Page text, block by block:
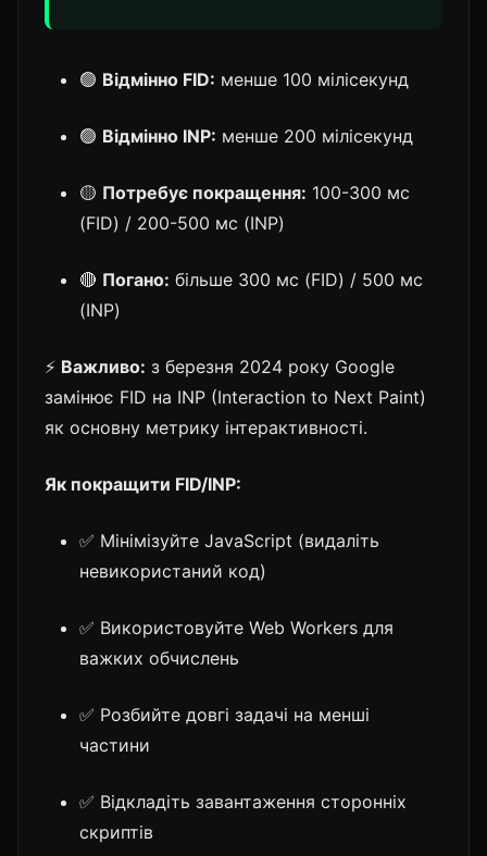
🟢 Відмінно FID: менше 100 мілісекунд
🟢 Відмінно INP: менше 200 мілісекунд
🟡 Потребує покращення: 100-300 мс
(FID) / 200-500 мс (INP)
🔴 Погано: більше 300 мс (FID) / 500 мс
(INP)
⚡ Важливо: з березня 2024 року Google
замінює FID на INP (Interaction to Next Paint)
як основну метрику інтерактивності.
Як покращити FID/INP:
✅ Мінімізуйте JavaScript (видаліть
невикористаний код)
✅ Використовуйте Web Workers для
важких обчислень
✅ Розбийте довгі задачі на менші
частини
✅ Відкладіть завантаження сторонніх
скриптів